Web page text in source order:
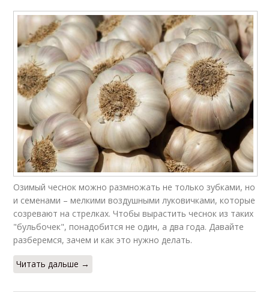
Озимый чеснок можно размножать не только зубками, но
и семенами – мелкими воздушными луковичками, которые
созревают на стрелках. Чтобы вырастить чеснок из таких
"бульбочек", понадобится не один, а два года. Давайте
разберемся, зачем и как это нужно делать.
Читать дальше →